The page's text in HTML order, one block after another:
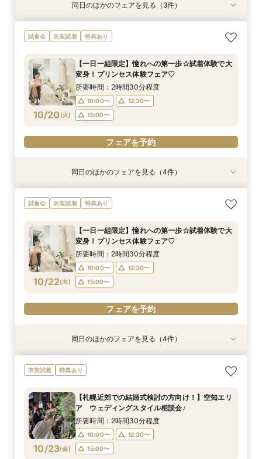
特典あり
10/19(月
☆期間限定☆【空知で採れた厳選食材使用！】岩
見沢の特別がここに！婚礼メニュー試食フェア♪
10:00〜
12:30〜
15:00〜
フェアを予約
衣装試着 特典あり
10/19(月
☆マイナビ限定☆こだわりのロケーションフォト
相談会！
10:00〜
12:30〜
15:00〜
フェアを予約
衣装試着 特典あり
10/19(月
最短1か月で挙式可能！少人数・フォトウェディ
ングをお考えのおふたりにも♡クイックウェディ
所要時間：2時間30分程度
15:00〜
フェアを予約
同日のほかのフェアを見る（3件）
試食会 衣装試着 特典あり
10/20 (火)
【一日一組限定】憧れへの第一歩☆試着体験で大
変身！プリンセス体験フェア♡
所要時間：2時間30分程度
10:00〜
12:30〜
15:00〜
フェアを予約
衣装試着 特典あり
10/20(火
【札幌近郊での結婚式検討の方向け！】空知ウェ
ディングご紹介フェア♪空知での結婚式の魅力を
所要時間：2時間30分程度
15:00〜
フェアを予約
衣装試着 特典あり
10/20(火
【ご家族とご一緒に♪】はじめてでも安心☆ダン
ドリ丸ごと相談会
10:00〜
12:30〜
15:00〜
フェアを予約
10/20(火
【遠方にお住いの方必見】オンライン×フォト
ウェディング相談フェア♪
10:00〜
13:00〜
16:00〜
フェアを予約
衣装試着 特典あり
10/20(火
【時を越えて受け継がれる美しさ】厳かな神殿で
叶える、最高峰の神前式
10:00〜
12:30〜
15:00〜
フェアを予約
同日のほかのフェアを見る（4件）
試食会 衣装試着 特典あり
10/22(木)
【一日一組限定】憧れへの第一歩☆試着体験で大
変身！プリンセス体験フェア♡
所要時間：2時間30分程度
10:00〜
12:30〜
15:00〜
フェアを予約
衣装試着 特典あり
10/22(木)
【札幌近郊での結婚式検討の方向け！】空知ウェ
ディングご紹介フェア♪空知での結婚式の魅力を
所要時間：2時間30分程度
15:00〜
フェアを予約
衣装試着 特典あり
10/22(木)
【ご家族とご一緒に♪】はじめてでも安心☆ダン
ドリ丸ごと相談会
10:00〜
12:30〜
15:00〜
フェアを予約
10/22(木)
【遠方にお住いの方必見】オンライン×フォト
ウェディング相談フェア♪
10:00〜
13:00〜
16:00〜
フェアを予約
衣装試着 特典あり
10/22(木)
【時を越えて受け継がれる美しさ】厳かな神殿で
叶える、最高峰の神前式
10:00〜
12:30〜
15:00〜
フェアを予約
同日のほかのフェアを見る（4件）
衣装試着 特典あり
10/23(金)
【札幌近郊での結婚式検討の方向け！】空知エリ
ア ウェディングスタイル相談会♪
所要時間：2時間30分程度
10:00〜
12:30〜
15:00〜